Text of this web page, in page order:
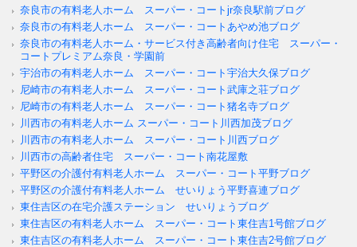
奈良市の有料老人ホーム スーパー・コートjr奈良駅前ブログ
奈良市の有料老人ホーム スーパー・コートあやめ池ブログ
奈良市の有料老人ホーム・サービス付き高齢者向け住宅 スーパー・
コートプレミアム奈良・学園前
宇治市の有料老人ホーム スーパー・コート宇治大久保ブログ
尼崎市の有料老人ホーム スーパー・コート武庫之荘ブログ
尼崎市の有料老人ホーム スーパー・コート猪名寺ブログ
川西市の有料老人ホーム スーパー・コート川西加茂ブログ
川西市の有料老人ホーム スーパー・コート川西ブログ
川西市の高齢者住宅 スーパー・コート南花屋敷
平野区の介護付有料老人ホーム スーパー・コート平野ブログ
平野区の介護付有料老人ホーム せいりょう平野喜連ブログ
東住吉区の在宅介護ステーション せいりょうブログ
東住吉区の有料老人ホーム スーパー・コート東住吉1号館ブログ
東住吉区の有料老人ホーム スーパー・コート東住吉2号館ブログ